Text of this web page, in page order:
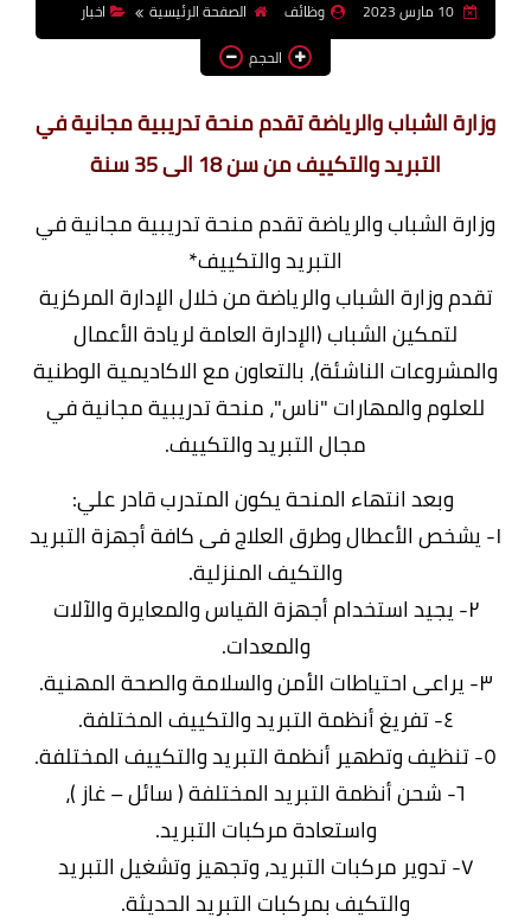
وظائف اعضاء هيئة تدريس
بالجامعات والمعاهد
اخبار
وظائف الصفحة الرئيسية
اخبار
الحجم
الشباب والرياضة تقدم منحة تدريبية مجانية في
التبريد والتكييف من سن 18 الى 35 سنة
الشباب والرياضة تقدم منحة تدريبية مجانية في
التبريد والتكييف*
وزارة الشباب والرياضة من خلال الإدارة المركزية
لتمكين الشباب (الإدارة العامة لريادة الأعمال
الناشئة)، بالتعاون مع الاكاديمية الوطنية
والمهارات "ناس"، منحة تدريبية مجانية في
مجال التبريد والتكييف.
وبعد انتهاء المنحة يكون المتدرب قادر علي:
الأعطال وطرق العلاج فى كافة أجهزة التبريد
والتكيف المنزلية.
٢- يجيد استخدام أجهزة القياس والمعايرة والآلات
والمعدات.
٦- شحن أنظمة التبريد المختلفة ( سائل – غاز )،
واستعادة مركبات التبريد.
٧- تدوير مركبات التبريد، وتجهيز وتشغيل التبريد
والتكيف بمركبات التبريد الحديثة.